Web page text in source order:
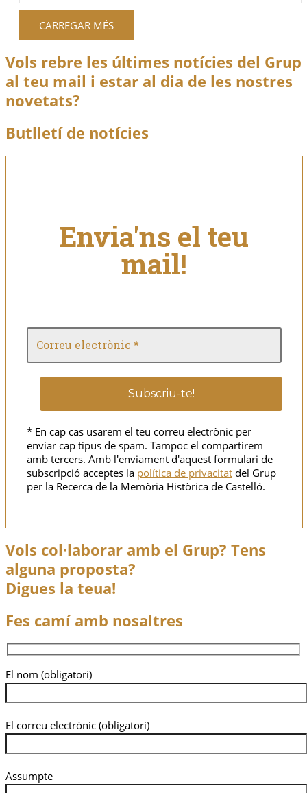
CARREGAR MÉS
Vols rebre les últimes notícies del Grup
al teu mail i estar al dia de les nostres
novetats?
Butlletí de notícies
Envia'ns el teu
mail!
* En cap cas usarem el teu correu electrònic per
enviar cap tipus de spam. Tampoc el compartirem
amb tercers. Amb l'enviament d'aquest formulari de
subscripció acceptes la política de privacitat del Grup
per la Recerca de la Memòria Històrica de Castelló.
Vols col·laborar amb el Grup? Tens
alguna proposta?
Digues la teua!
Fes camí amb nosaltres
El nom (obligatori)
El correu electrònic (obligatori)
Assumpte